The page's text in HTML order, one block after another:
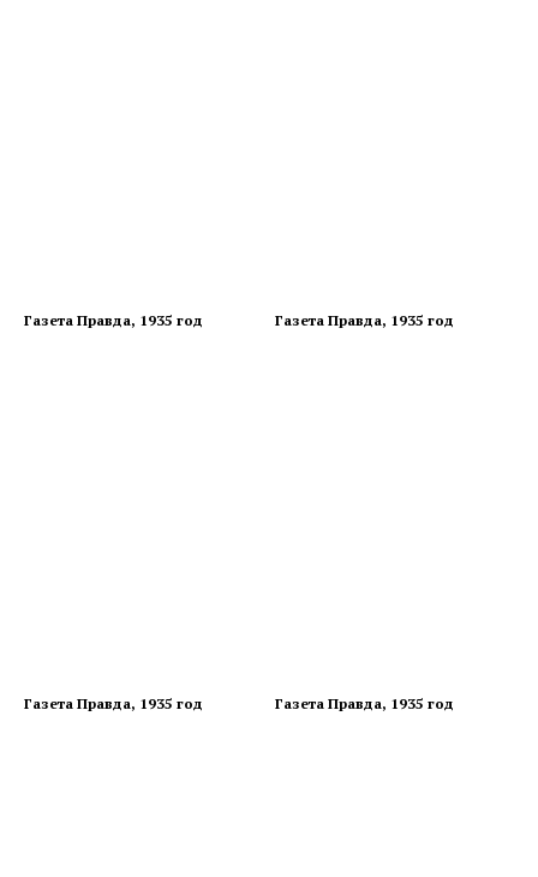
Газета Правда, 1935 год Газета Правда, 1935 год
Газета Правда, 1935 год Газета Правда, 1935 год